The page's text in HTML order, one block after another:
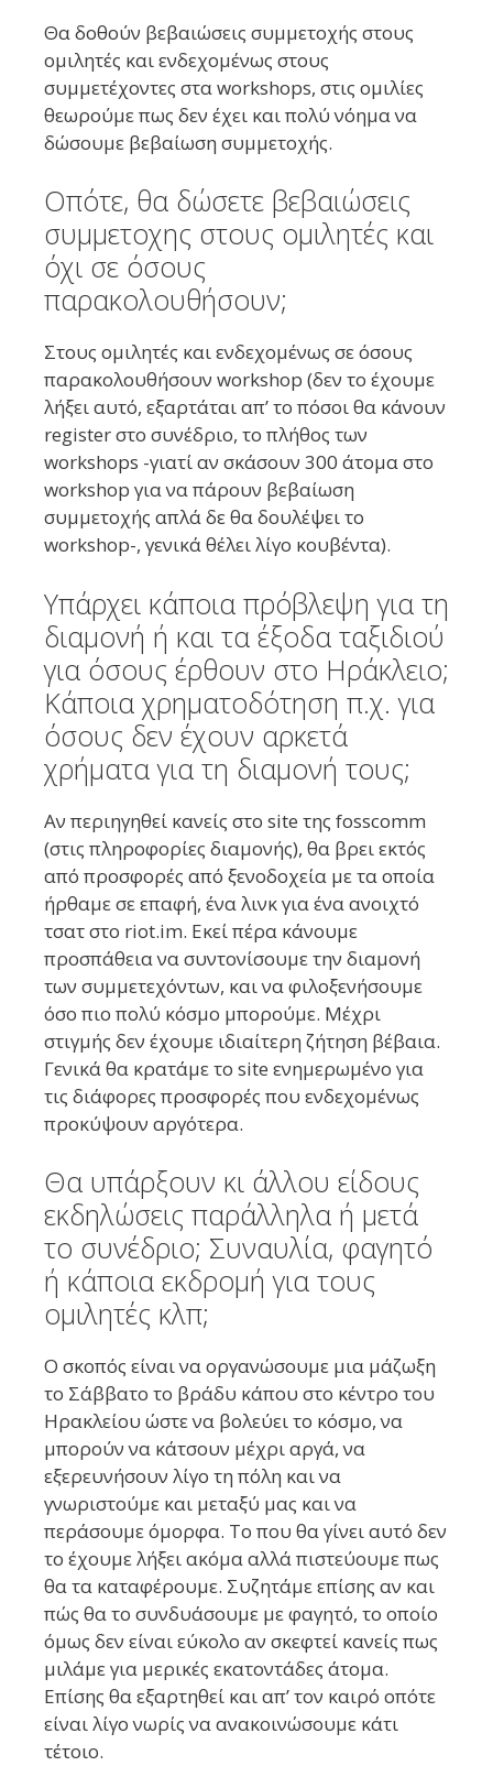
Θα δοθούν βεβαιώσεις συμμετοχής στους
ομιλητές και ενδεχομένως στους
συμμετέχοντες στα workshops, στις ομιλίες
θεωρούμε πως δεν έχει και πολύ νόημα να
δώσουμε βεβαίωση συμμετοχής.
Οπότε, θα δώσετε βεβαιώσεις
συμμετοχης στους ομιλητές και
όχι σε όσους
παρακολουθήσουν;
Στους ομιλητές και ενδεχομένως σε όσους
παρακολουθήσουν workshop (δεν το έχουμε
λήξει αυτό, εξαρτάται απ’ το πόσοι θα κάνουν
register στο συνέδριο, το πλήθος των
workshops -γιατί αν σκάσουν 300 άτομα στο
workshop για να πάρουν βεβαίωση
συμμετοχής απλά δε θα δουλέψει το
workshop-, γενικά θέλει λίγο κουβέντα).
Υπάρχει κάποια πρόβλεψη για τη
διαμονή ή και τα έξοδα ταξιδιού
για όσους έρθουν στο Ηράκλειο;
Κάποια χρηματοδότηση π.χ. για
όσους δεν έχουν αρκετά
χρήματα για τη διαμονή τους;
Αν περιηγηθεί κανείς στο site της fosscomm
(στις πληροφορίες διαμονής), θα βρει εκτός
από προσφορές από ξενοδοχεία με τα οποία
ήρθαμε σε επαφή, ένα λινκ για ένα ανοιχτό
τσατ στο riot.im. Εκεί πέρα κάνουμε
προσπάθεια να συντονίσουμε την διαμονή
των συμμετεχόντων, και να φιλοξενήσουμε
όσο πιο πολύ κόσμο μπορούμε. Μέχρι
στιγμής δεν έχουμε ιδιαίτερη ζήτηση βέβαια.
Γενικά θα κρατάμε το site ενημερωμένο για
τις διάφορες προσφορές που ενδεχομένως
προκύψουν αργότερα.
Θα υπάρξουν κι άλλου είδους
εκδηλώσεις παράλληλα ή μετά
το συνέδριο; Συναυλία, φαγητό
ή κάποια εκδρομή για τους
ομιλητές κλπ;
Ο σκοπός είναι να οργανώσουμε μια μάζωξη
το Σάββατο το βράδυ κάπου στο κέντρο του
Ηρακλείου ώστε να βολεύει το κόσμο, να
μπορούν να κάτσουν μέχρι αργά, να
εξερευνήσουν λίγο τη πόλη και να
γνωριστούμε και μεταξύ μας και να
περάσουμε όμορφα. Το που θα γίνει αυτό δεν
το έχουμε λήξει ακόμα αλλά πιστεύουμε πως
θα τα καταφέρουμε. Συζητάμε επίσης αν και
πώς θα το συνδυάσουμε με φαγητό, το οποίο
όμως δεν είναι εύκολο αν σκεφτεί κανείς πως
μιλάμε για μερικές εκατοντάδες άτομα.
Επίσης θα εξαρτηθεί και απ’ τον καιρό οπότε
είναι λίγο νωρίς να ανακοινώσουμε κάτι
τέτοιο.